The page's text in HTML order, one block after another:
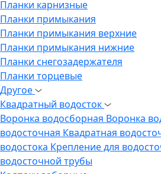
Планки карнизные
Планки примыкания
Планки примыкания верхние
Планки примыкания нижние
Планки снегозадержателя
Планки торцевые
Другое
Квадратный водосток
Воронка водосборная Воронка
водосточная Квадратная
водостока Крепление для
водосточной трубы